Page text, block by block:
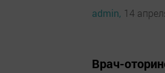
admin, 14
Врач-